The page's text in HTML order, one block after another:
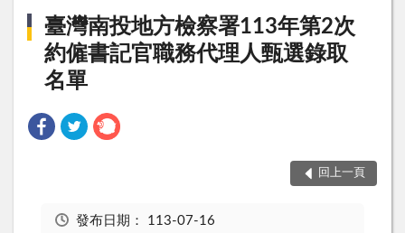
臺灣南投地方檢察署113年第2次
約僱書記官職務代理人甄選錄取
名單
回上一頁
發布日期： 113-07-16